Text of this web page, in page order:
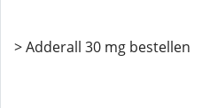
> Adderall 30 mg bestellen